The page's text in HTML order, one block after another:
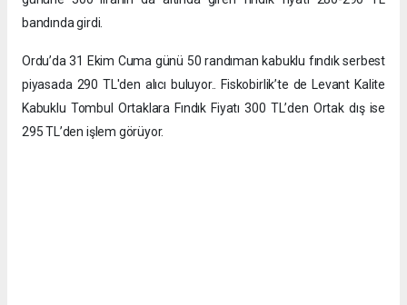
bandında girdi.
Ordu’da 31 Ekim Cuma günü 50 randıman kabuklu fındık serbest
piyasada 290 TL'den alıcı buluyor.. Fiskobirlik’te de Levant Kalite
Kabuklu Tombul Ortaklara Fındık Fiyatı 300 TL’den Ortak dış ise
295 TL’den işlem görüyor.